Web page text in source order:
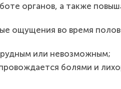
органов, а также
ощущения во время
или невозможным;
болями и